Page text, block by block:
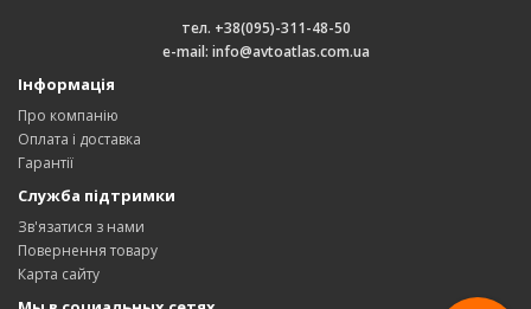
тел. +38(095)-311-48-50
e-mail: info@avtoatlas.com.ua
Інформація
Про компанію
Оплата і доставка
Гарантії
Служба підтримки
Зв'язатися з нами
Повернення товару
Карта сайту